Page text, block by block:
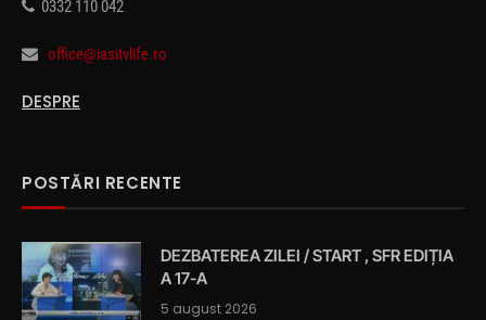
0332 110 042
office@iasitvlife.ro
DESPRE
POSTĂRI RECENTE
DEZBATEREA ZILEI / START , SFR EDIȚIA
A 17-A
5 august 2026